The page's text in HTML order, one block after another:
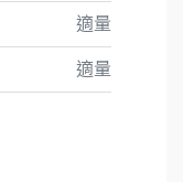
適量
適量